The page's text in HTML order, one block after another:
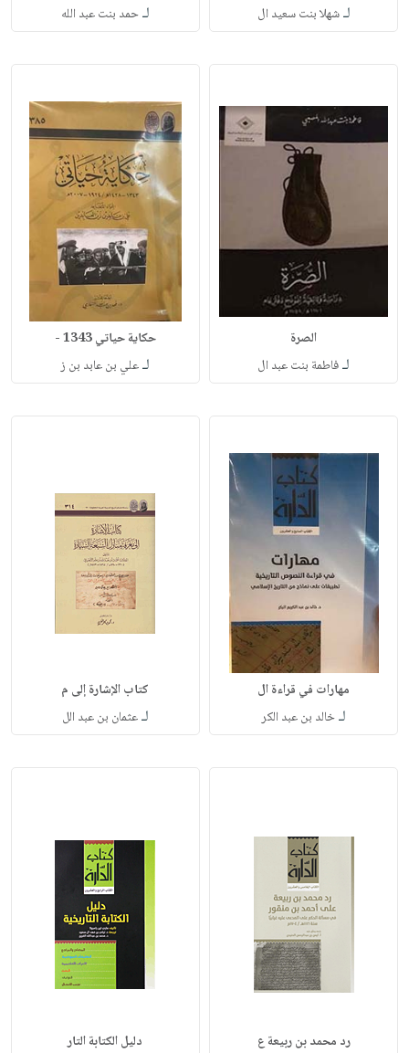
لـشهلا بنت سعيد ال لـحمد بنت عبد الله
الصرة
لـفاطمة بنت عبد ال
حكاية حياتي 1343 -
لـعلي بن عابد بن ز
مهارات في قراءة ال
لـخالد بن عبد الكر
كتاب الإشارة إلى م
لـعثمان بن عبد الل
رد محمد بن ربيعة ع دليل الكتابة التار